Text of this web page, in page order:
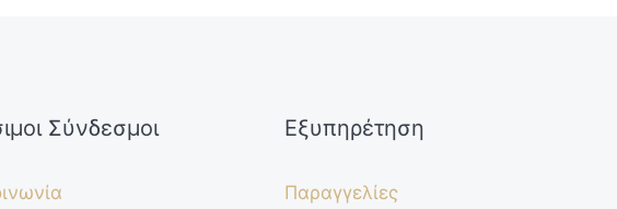
Σύνδεσμοι Εξυπηρέτηση
Παραγγελίες